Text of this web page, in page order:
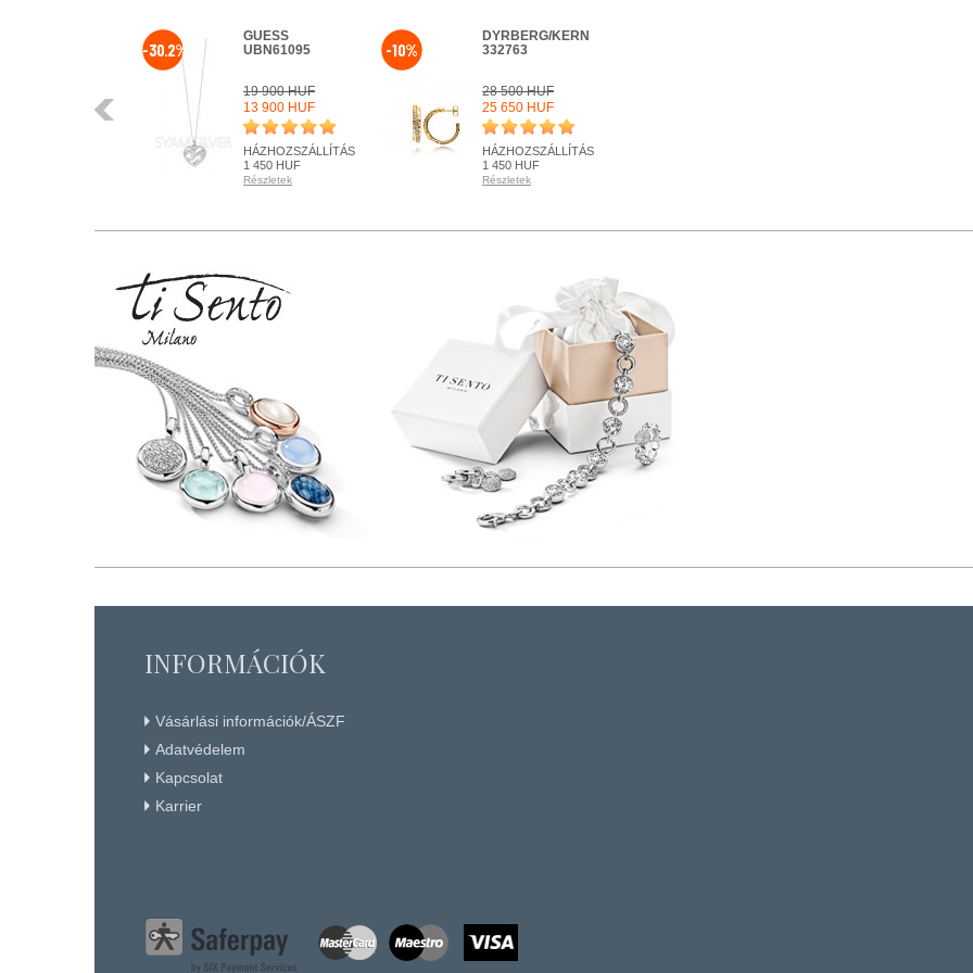
GUESS
UBN61095
19 900 HUF
13 900 HUF
-30.2%
HÁZHOZSZÁLLÍTÁS
1 450 HUF
Részletek
DYRBERG/KERN
332763
28 500 HUF
25 650 HUF
-10%
HÁZHOZSZÁLLÍTÁS
1 450 HUF
Részletek
INFORMÁCIÓK
Vásárlási információk/ÁSZF
Adatvédelem
Kapcsolat
Karrier